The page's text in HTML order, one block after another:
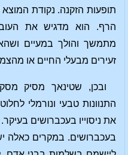
תופעות הזקנה. נקודת
הרף. הוא מדגיש את
מתמשך והולך במעיים
זעירים מבעלי החיים או
ובכן, שטינאך מסיק
התנוונות טבעי ונורמלי
את ניסוייו בעכברושים
בעכברושים. במקרים כאלה